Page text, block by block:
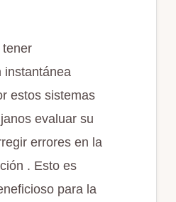
tener
instantánea
estos sistemas
evaluar su
errores en la
. Esto es
para la